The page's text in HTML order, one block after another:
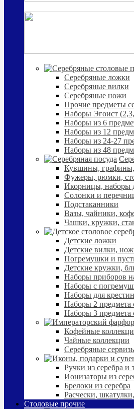
Серебряные ложки
Серебряные вилки
Серебряные ножи
Прочие предметы
Наборы Эгоист
Наборы из 6
Наборы из 12
Наборы из 24-27
Наборы из 48
Кувшины,
Фужеры, рюмки,
Икорницы, наборы
Солонки и
Подстаканники
Вазы, чайники,
Чашки, кружки,
Детские ложки
Детские вилки,
Погремушки и
Детские кружки,
Наборы приборов
Наборы с
Наборы для крестин
Наборы 2 предмета
Наборы 3
Кофейные
Чайные коллекции
Серебряные
Ручки из серебра и
Ионизаторы из
Брелоки из серебра
Расчески,
Столовые прочие